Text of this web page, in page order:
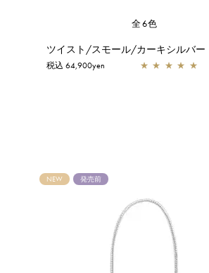
全6色
ツイスト/スモール/カーキシルバー
税込 64,900yen ★ ★ ★ ★ ★
NEW 発売前